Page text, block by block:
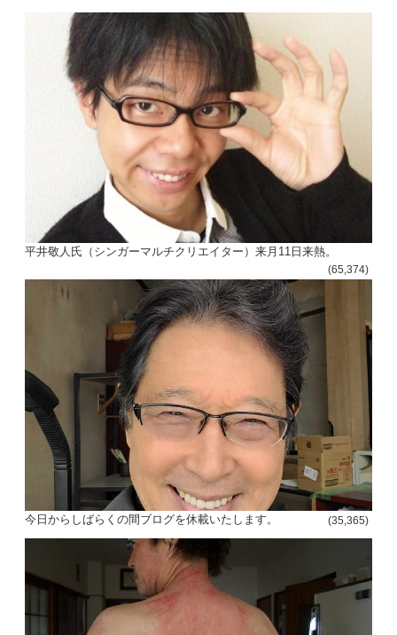
平井敬人氏（シンガーマルチクリエイター）来月11日来熱。
(65,374)
今日からしばらくの間ブログを休載いたします。 (35,365)